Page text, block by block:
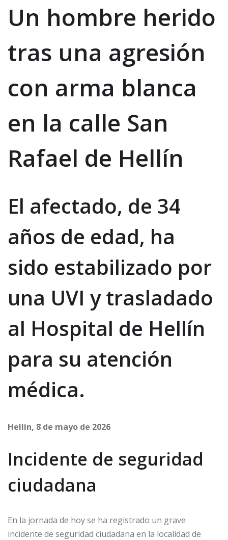
Un hombre herido
tras una agresión
con arma blanca
en la calle San
Rafael de Hellín
El afectado, de 34
años de edad, ha
sido estabilizado por
una UVI y trasladado
al Hospital de Hellín
para su atención
médica.
Hellín, 8 de mayo de 2026
Incidente de seguridad
ciudadana
En la jornada de hoy se ha registrado un grave
incidente de seguridad ciudadana en la localidad de